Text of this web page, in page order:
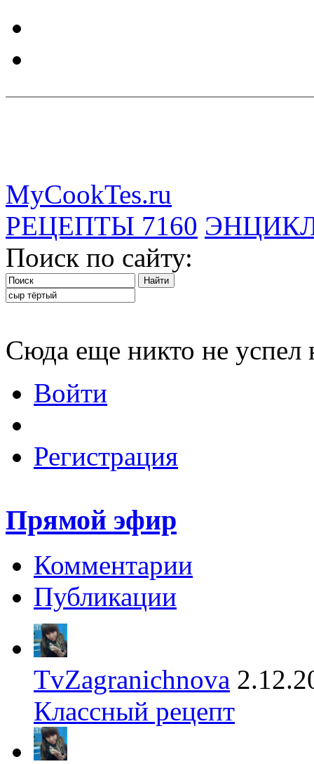
MyCookTes.ru
РЕЦЕПТЫ 7160
Поиск по сайту:
Сюда еще никто не успел
Войти
Регистрация
Прямой эфир
Комментарии
Публикации
TvZagranichnova
Классный рецепт